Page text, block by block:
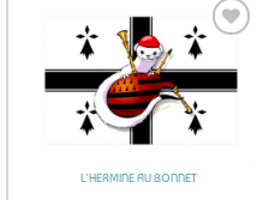
Ajouter
L'HERMINE AU BONNET